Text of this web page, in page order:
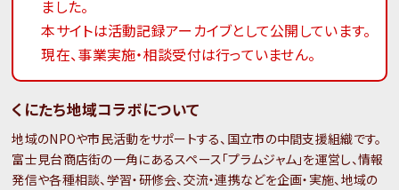
ました。
本サイトは活動記録アーカイブとして公開しています。
現在、事業実施・相談受付は行っていません。
くにたち地域コラボについて
地域のNPOや市民活動をサポートする、国立市の中間支援組織です。
富士見台商店街の一角にあるスペース「プラムジャム」を運営し、情報
発信や各種相談、学習・研修会、交流・連携などを企画・実施、地域の